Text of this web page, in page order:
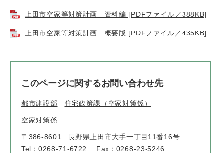
上田市空家等対策計画 資料編 [PDFファイル／388KB]
上田市空家等対策計画 概要版 [PDFファイル／435KB]
このページに関するお問い合わせ先
都市建設部 住宅政策課（空家対策係）
空家対策係
〒386-8601
長野県上田市大手一丁目11番16号
Tel：0268-71-6722
Fax：0268-23-5246